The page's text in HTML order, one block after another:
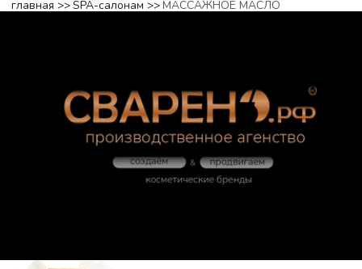
главная >> SPA-салонам >> МАССАЖНОЕ МАСЛО